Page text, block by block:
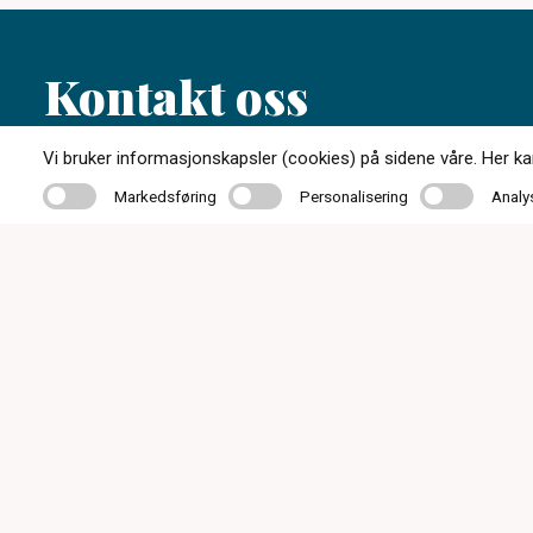
Kontakt oss
35 01 87 30
Vi bruker informasjonskapsler (cookies) på sidene våre. Her
MarkedsføringMarkedsføring PersonaliseringPersonalisering Analyse